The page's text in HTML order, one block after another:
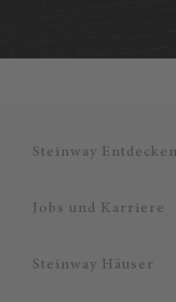
Steinway Entdecken
Jobs und Karriere
Steinway Häuser